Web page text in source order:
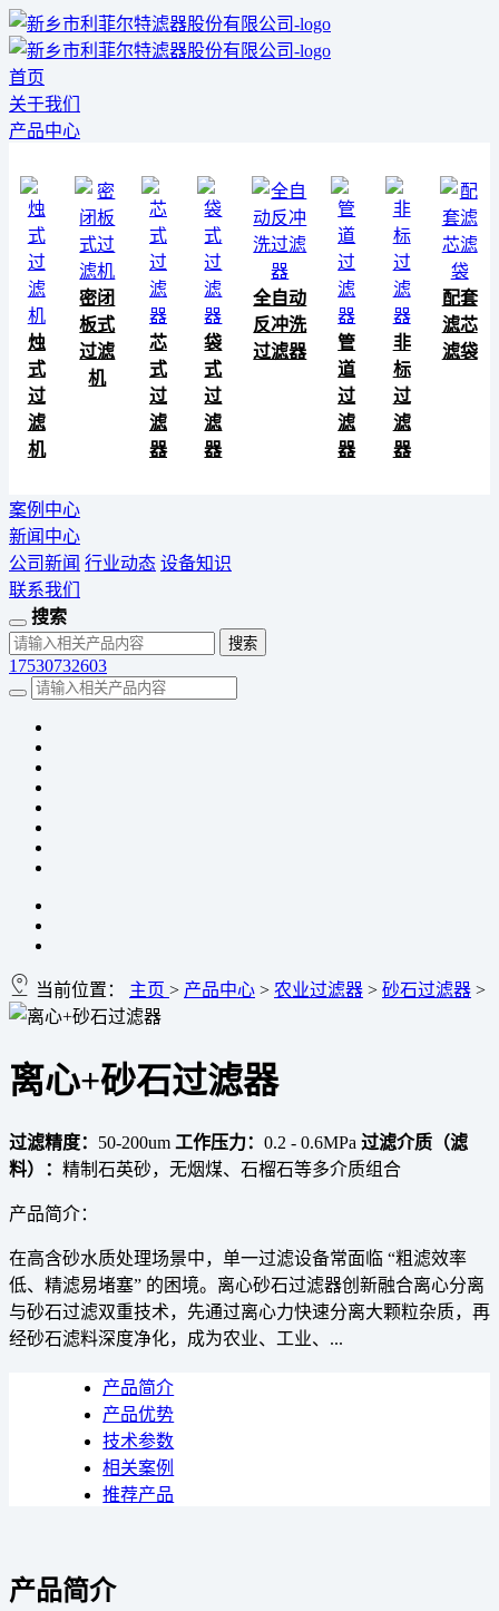
首页
关于我们
产品中心
烛
式
过
滤
机
密闭
板式
过滤
机
芯
式
过
滤
器
袋
式
过
滤
器
全自动
反冲洗
过滤器
管
道
过
滤
器
非
标
过
滤
器
配套
滤芯
滤袋
案例中心
新闻中心
公司新闻 行业动态 设备知识
联系我们
搜索
17530732603
当前位置： 主页 > 产品中心 > 农业过滤器 > 砂石过滤器 >
离心+砂石过滤器
过滤精度： 50-200um 工作压力： 0.2 - 0.6MPa 过滤介质（滤
料）： 精制石英砂，无烟煤、石榴石等多介质组合
产品简介：
在高含砂水质处理场景中，单一过滤设备常面临 “粗滤效率
低、精滤易堵塞” 的困境。离心砂石过滤器创新融合离心分离
与砂石过滤双重技术，先通过离心力快速分离大颗粒杂质，再
经砂石滤料深度净化，成为农业、工业、...
产品简介
产品优势
技术参数
相关案例
推荐产品
产品简介